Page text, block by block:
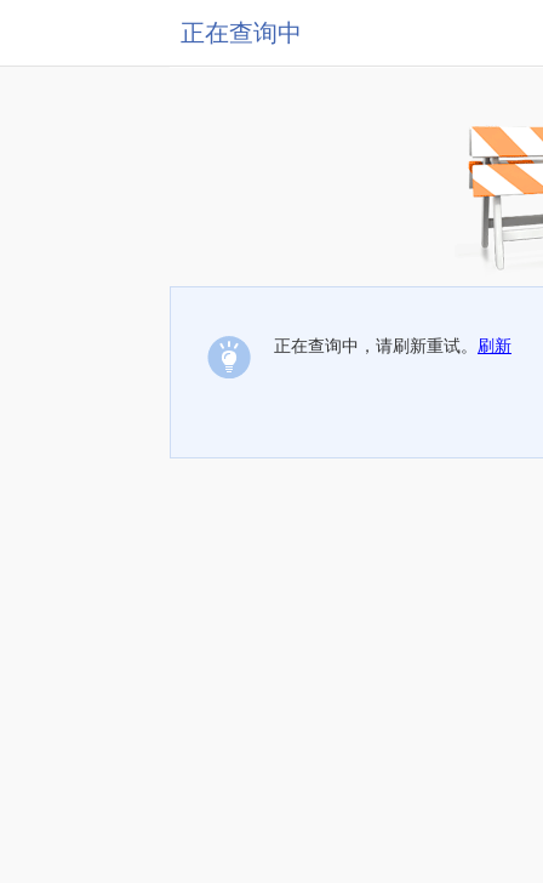
正在查询中
正在查询中，请刷新重试。 刷新